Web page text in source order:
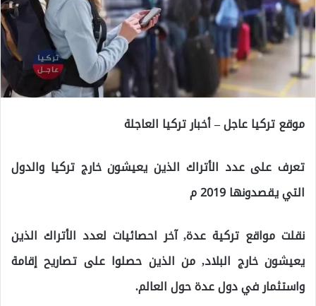
موقع تركيا عاجل – أخبار تركيا العاجلة
تعرف على عدد الأتراك الذين يعيشون خارج تركيا والدول
التي يقصدونها 2019 م
نقلت مواقع تركية عدة, آخر احصائيات لعدد الأتراك الذين
يعيشون خارج البلاد, من الذين حصلوا على تصاريح إقامة
واستثمار في دول عدة حول العالم.